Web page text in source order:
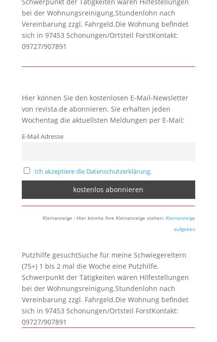
Schwerpunkt der Tätigkeiten wären Hilfestellungen
bei der Wohnungsreinigung.Stundenlohn nach
Vereinbarung zzgl. Fahrgeld.Die Wohnung befindet
sich in 97453 Schonungen/Ortsteil ForstKontakt:
09727/907891
Hier können Sie den kostenlosen E-Mail-Newsletter
von revista.de abonnieren. Sie erhalten jeden
Wochentag die aktuellsten Meldungen per E-Mail:
E-Mail Adresse
Ich akzeptiere die Datenschutzerklärung.
Kleinanzeige - Hier könnte Ihre Kleinanzeige stehen: Kleinanzeige
aufgeben
Putzhilfe gesuchtSuche für meine Schwiegereltern
(75+) 1 bis 2 mal die Woche eine Putzhilfe.
Schwerpunkt der Tätigkeiten wären Hilfestellungen
bei der Wohnungsreinigung.Stundenlohn nach
Vereinbarung zzgl. Fahrgeld.Die Wohnung befindet
sich in 97453 Schonungen/Ortsteil ForstKontakt:
09727/907891